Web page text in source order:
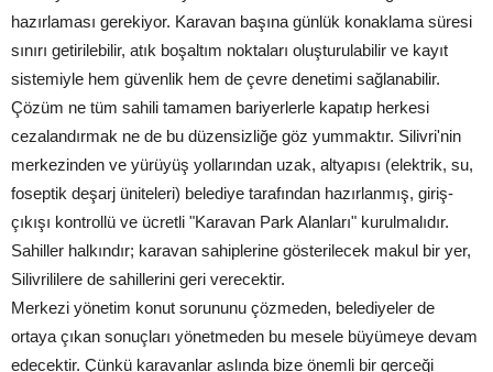
hazırlaması gerekiyor. Karavan başına günlük konaklama süresi
sınırı getirilebilir, atık boşaltım noktaları oluşturulabilir ve kayıt
sistemiyle hem güvenlik hem de çevre denetimi sağlanabilir.
Çözüm ne tüm sahili tamamen bariyerlerle kapatıp herkesi
cezalandırmak ne de bu düzensizliğe göz yummaktır. Silivri'nin
merkezinden ve yürüyüş yollarından uzak, altyapısı (elektrik, su,
foseptik deşarj üniteleri) belediye tarafından hazırlanmış, giriş-
çıkışı kontrollü ve ücretli "Karavan Park Alanları" kurulmalıdır.
Sahiller halkındır; karavan sahiplerine gösterilecek makul bir yer,
Silivrililere de sahillerini geri verecektir.
Merkezi yönetim konut sorununu çözmeden, belediyeler de
ortaya çıkan sonuçları yönetmeden bu mesele büyümeye devam
edecektir. Çünkü karavanlar aslında bize önemli bir gerçeği